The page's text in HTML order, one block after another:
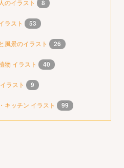
のイラスト 8
ラスト 53
風景のイラスト 26
物 イラスト 40
ラスト 9
キッチン イラスト 99